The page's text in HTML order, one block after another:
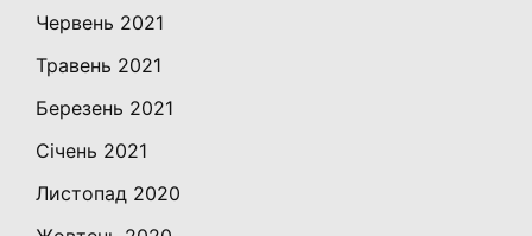
Червень 2021
Травень 2021
Березень 2021
Січень 2021
Листопад 2020